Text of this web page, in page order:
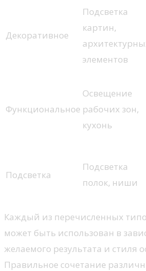
Декоративное
Подсветка
картин,
элементов
Функциональное
Освещение
рабочих зон,
кухонь
Подсветка
Подсветка
полок, ниши
Каждый из перечисленных
может быть использован в
желаемого результата и стиля
Правильное сочетание